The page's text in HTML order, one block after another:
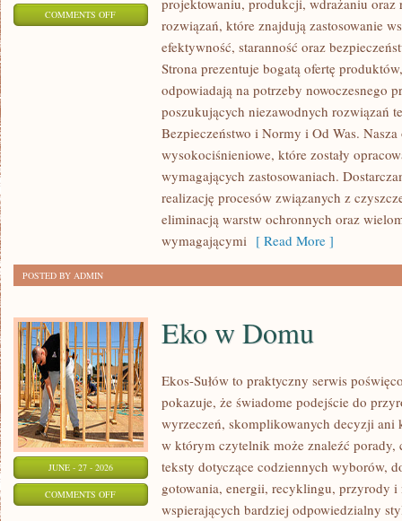
COMMENTS OFFON
projektowaniu, produkcji, wdrażaniu oraz
rozwiązań, które znajdują zastosowanie
efektywność, staranność oraz
Strona prezentuje bogatą ofertę
odpowiadają na potrzeby nowoczesnego
poszukujących niezawodnych rozwiązań
Bezpieczeństwo i Normy i Od Was.
wysokociśnieniowe, które zostały
wymagających zastosowaniach.
realizację procesów związanych z
eliminacją warstw ochronnych oraz
wymagającymi [ Read More ]
POSTED BY ADMIN
JUNE - 27 - 2026
COMMENTS OFFON
Eko w Domu
Ekos-Sułów to praktyczny serwis
pokazuje, że świadome podejście do
wyrzeczeń, skomplikowanych decyzji ani
w którym czytelnik może znaleźć porady,
teksty dotyczące codziennych wyborów,
gotowania, energii, recyklingu, przyrody i
wspierających bardziej odpowiedzialny